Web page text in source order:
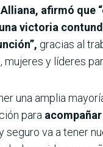
afirmó que
victoria
gracias al
mujeres y líderes
una amplia
para
seguro va a tener